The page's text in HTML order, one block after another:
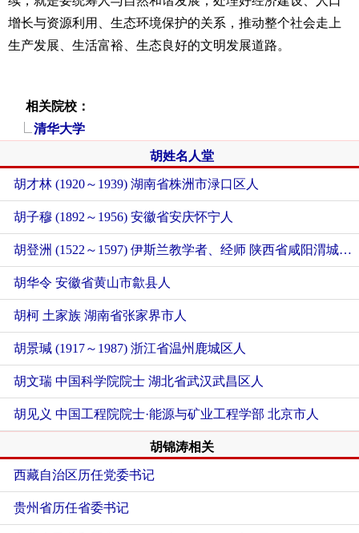
增长与资源利用、生态环境保护的关系，推动整个社会走上
生产发展、生活富裕、生态良好的文明发展道路。
相关院校：
清华大学
胡姓名人堂
胡才林 (1920～1939) 湖南省株洲市渌口区人
胡子穆 (1892～1956) 安徽省安庆怀宁人
胡登洲 (1522～1597) 伊斯兰教学者、经师 陕西省咸阳渭城区人
胡华令 安徽省黄山市歙县人
胡柯 土家族 湖南省张家界市人
胡景瑊 (1917～1987) 浙江省温州鹿城区人
胡文瑞 中国科学院院士 湖北省武汉武昌区人
胡见义 中国工程院院士·能源与矿业工程学部 北京市人
胡锦涛相关
西藏自治区历任党委书记
贵州省历任省委书记